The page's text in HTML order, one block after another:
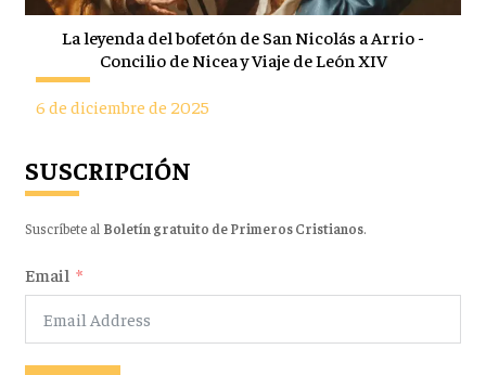
La leyenda del bofetón de San Nicolás a Arrio -
Concilio de Nicea y Viaje de León XIV
6 de diciembre de 2025
SUSCRIPCIÓN
Suscríbete al Boletín gratuito de Primeros Cristianos.
Email